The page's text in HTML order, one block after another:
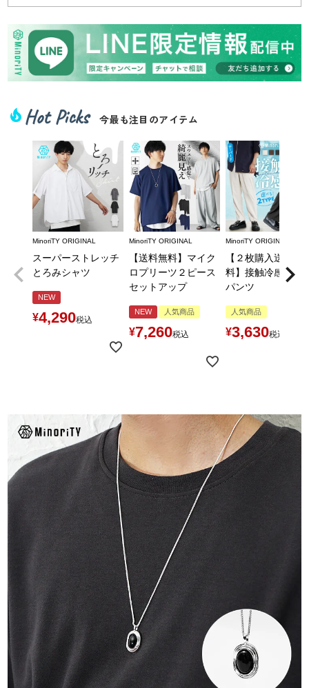
local_fire_department Hot Picks 今最も注目のアイテム
MinoriTY ORIGINAL
スーパーストレッチ
とろみシャツ
NEW
¥4,290税込
MinoriTY ORIGINAL
【送料無料】マイク
ロプリーツ２ピース
セットアップ
NEW 人気商品
¥7,260税込
MinoriTY ORIGINAL
【２枚購入送料無
料】接触冷感とろ
パンツ
人気商品
¥3,630税込